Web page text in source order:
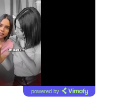
powered by